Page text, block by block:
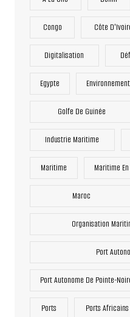
Congo Côte
Digitalisation
Egypte Environnement
Golfe De Guinée
Industrie Maritime
Maritime Maritime
Maroc
Organisation
Port
Port Autonome De Pointe-
Ports Ports Africains